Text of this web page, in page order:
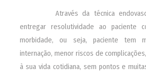
Através da técnica
entregar resolutividade ao paciente
morbidade, ou seja, paciente tem
internação, menor riscos de
à sua vida cotidiana, sem pontos e